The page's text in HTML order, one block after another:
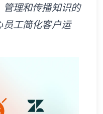
理和传播知识的
员工简化客户运